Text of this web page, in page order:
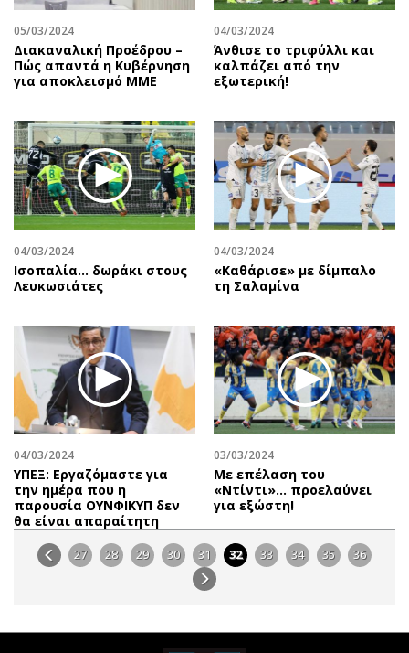
05/03/2024
Διακαναλική Προέδρου –
Πώς απαντά η Κυβέρνηση
για αποκλεισμό ΜΜΕ
04/03/2024
Άνθισε το τριφύλλι και
καλπάζει από την
εξωτερική!
04/03/2024
Ισοπαλία… δωράκι στους
Λευκωσιάτες
04/03/2024
«Καθάρισε» με δίμπαλο
τη Σαλαμίνα
04/03/2024
ΥΠΕΞ: Εργαζόμαστε για
την ημέρα που η
παρουσία ΟΥΝΦΙΚΥΠ δεν
θα είναι απαραίτητη
03/03/2024
Με επέλαση του
«Ντίντι»… προελαύνει
για εξώστη!
27 28 29 30 31 32 33 34 35 36